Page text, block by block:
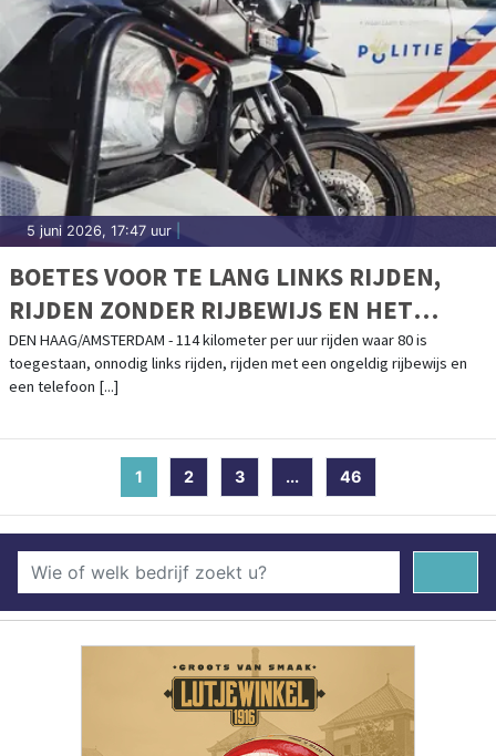
5 juni 2026, 17:47 uur
BOETES VOOR TE LANG LINKS RIJDEN,
RIJDEN ZONDER RIJBEWIJS EN HET
VASTHOUDEN VAN EEN TELEFOON
DEN HAAG/AMSTERDAM - 114 kilometer per uur rijden waar 80 is
toegestaan, onnodig links rijden, rijden met een ongeldig rijbewijs en
een telefoon [...]
1 (current)
2 3 ... 46